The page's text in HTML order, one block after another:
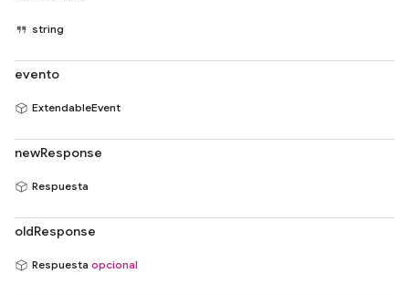
string
evento
ExtendableEvent
newResponse
Respuesta
oldResponse
Respuesta opcional